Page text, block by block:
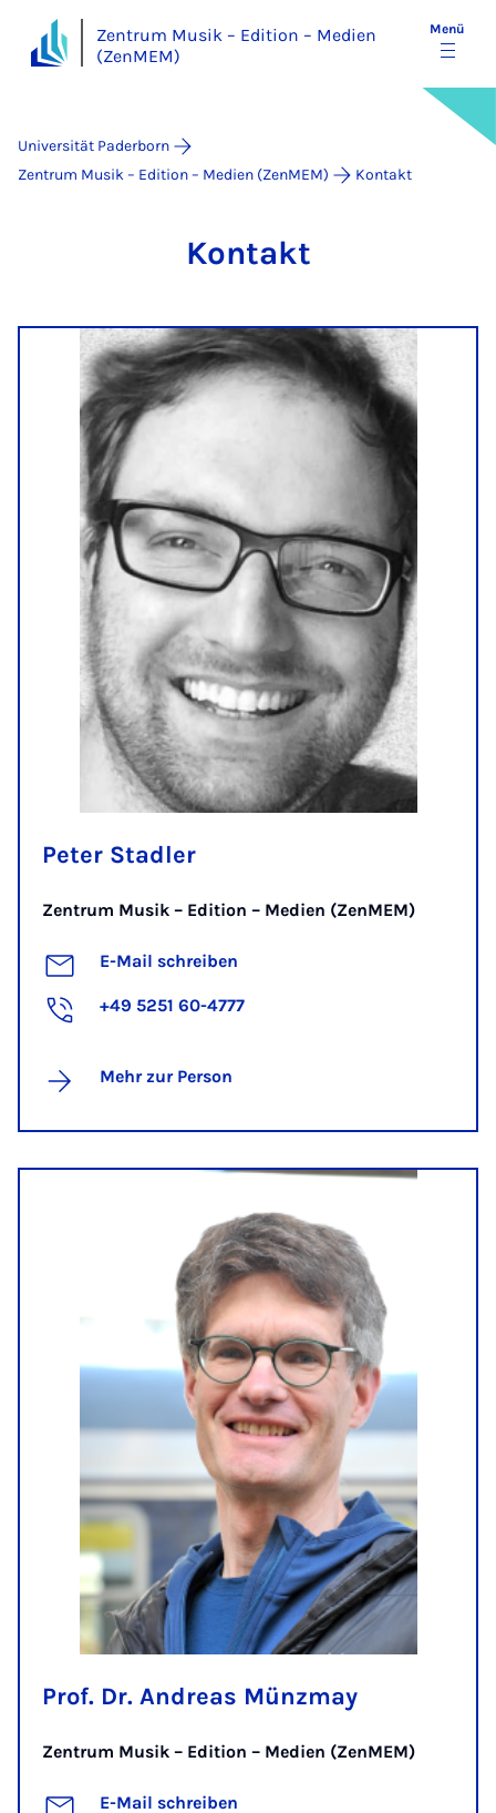
Zentrum Musik – Edition – Medien
(ZenMEM)
Menü
Universität Paderborn
Zentrum Musik – Edition – Medien (ZenMEM)
Kontakt
Kon­takt
Peter Stadler
Zentrum Musik – Edition – Medien (ZenMEM)
E-Mail schreiben
+49 5251 60-4777
Mehr zur Person
Prof. Dr. Andreas Münzmay
Zentrum Musik – Edition – Medien (ZenMEM)
E-Mail schreiben